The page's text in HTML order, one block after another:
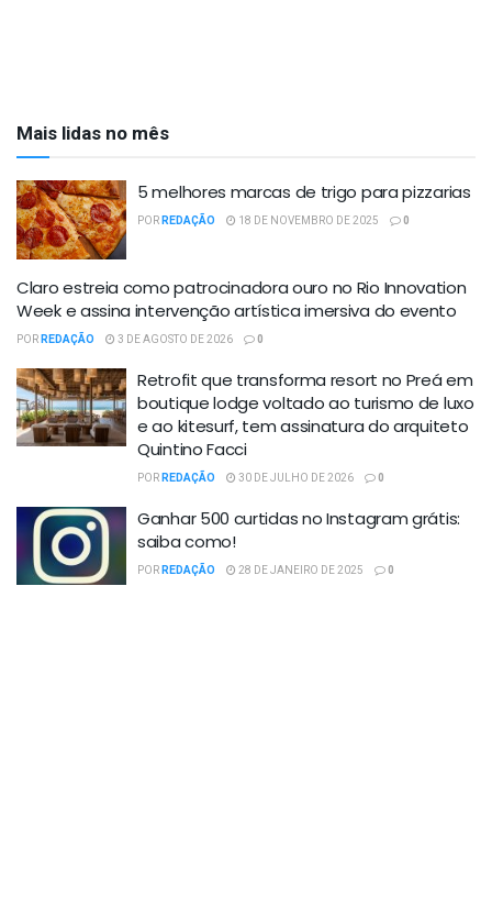
Mais lidas no mês
5 melhores marcas de trigo para pizzarias
PORREDAÇÃO 18 DE NOVEMBRO DE 2025 0
Claro estreia como patrocinadora ouro no Rio Innovation
Week e assina intervenção artística imersiva do evento
PORREDAÇÃO 3 DE AGOSTO DE 2026 0
Retrofit que transforma resort no Preá em
boutique lodge voltado ao turismo de luxo
e ao kitesurf, tem assinatura do arquiteto
Quintino Facci
PORREDAÇÃO 30 DE JULHO DE 2026 0
Ganhar 500 curtidas no Instagram grátis:
saiba como!
PORREDAÇÃO 28 DE JANEIRO DE 2025 0